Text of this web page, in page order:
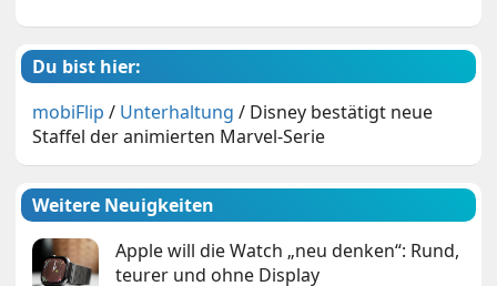
Du bist hier:
mobiFlip / Unterhaltung / Disney bestätigt neue
Staffel der animierten Marvel-Serie
Weitere Neuigkeiten
Apple will die Watch „neu denken“: Rund,
teurer und ohne Display